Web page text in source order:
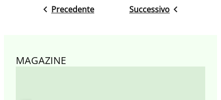
Precedente Successivo
MAGAZINE